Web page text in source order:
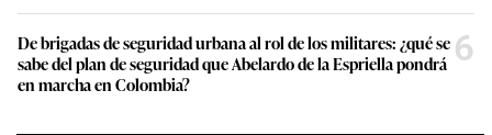
De brigadas de seguridad urbana al rol de los militares: ¿qué se
sabe del plan de seguridad que Abelardo de la Espriella pondrá
en marcha en Colombia?
6